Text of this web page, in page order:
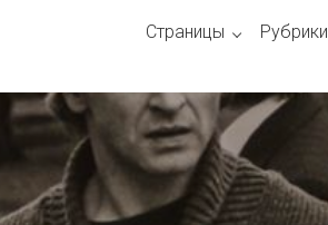
Страницы Рубрики